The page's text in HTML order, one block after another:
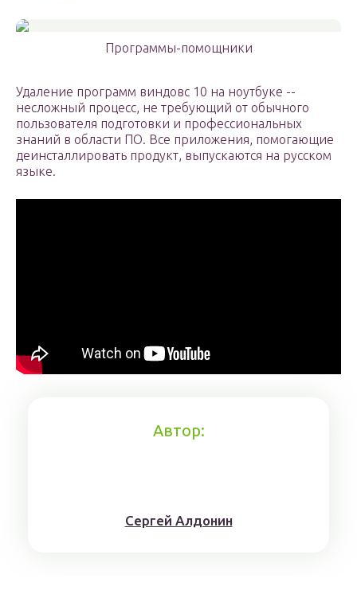
Программы-помощники
Удаление программ виндовс 10 на ноутбуке -­
несложный процесс, не требующий от обычного
пользователя подготовки и профессиональных
знаний в области ПО. Все приложения, помогающие
деинсталлировать продукт, выпускаются на русском
языке.
Автор:
Сергей Алдонин